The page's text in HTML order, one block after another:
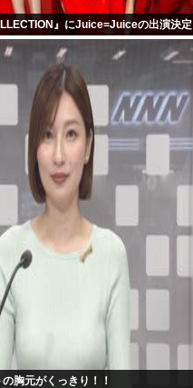
』にJuice=Juiceの出演決定
胸元がくっきり！！